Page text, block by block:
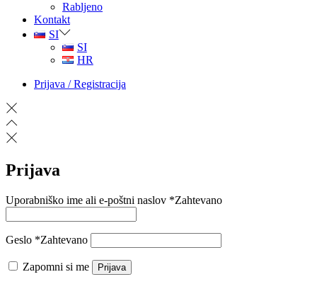
Rabljeno
Kontakt
SI
SI
HR
Prijava / Registracija
Prijava
Uporabniško ime ali e-poštni naslov *Zahtevano
Geslo *Zahtevano
Zapomni si me Prijava